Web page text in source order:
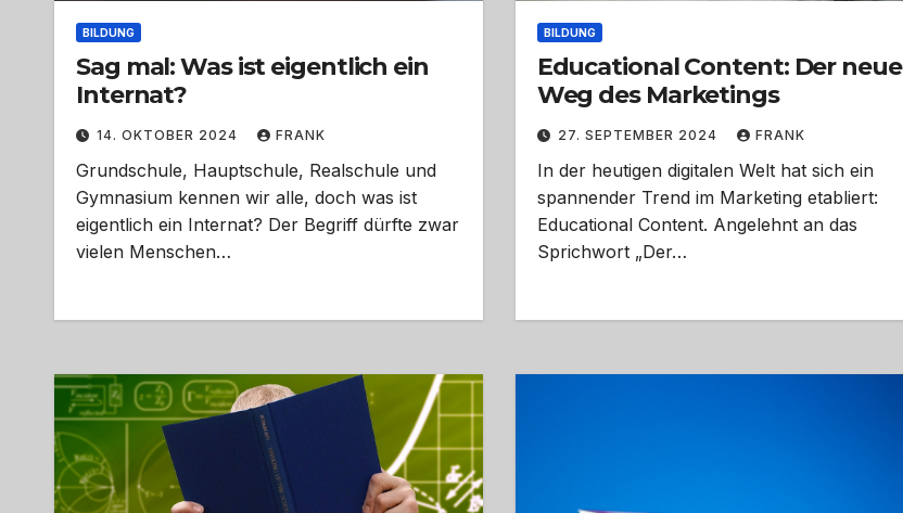
BILDUNG
Sag mal: Was ist eigentlich ein
Internat?
14. OKTOBER 2024 FRANK
Grundschule, Hauptschule, Realschule und
Gymnasium kennen wir alle, doch was ist
eigentlich ein Internat? Der Begriff dürfte zwar
vielen Menschen…
BILDUNG
Educational Content: Der neue
Weg des Marketings
27. SEPTEMBER 2024 FRANK
In der heutigen digitalen Welt hat sich ein
spannender Trend im Marketing etabliert:
Educational Content. Angelehnt an das
Sprichwort „Der…